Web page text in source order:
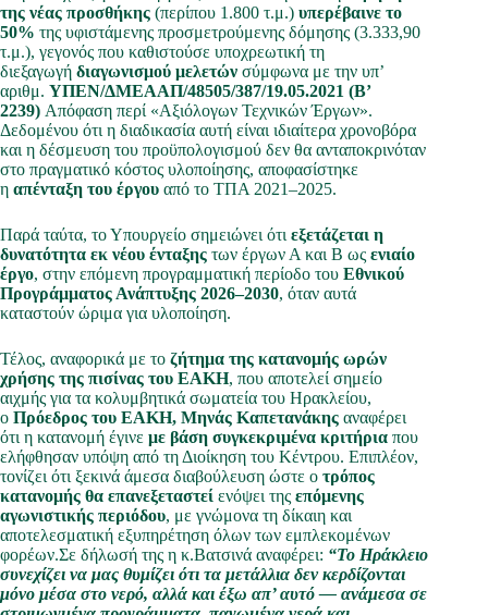
της νέας προσθήκης (περίπου 1.800 τ.μ.) υπερέβαινε το
50% της υφιστάμενης προσμετρούμενης δόμησης (3.333,90
τ.μ.), γεγονός που καθιστούσε υποχρεωτική τη
διεξαγωγή διαγωνισμού μελετών σύμφωνα με την υπ’
αριθμ. ΥΠΕΝ/ΔΜΕΑΑΠ/48505/387/19.05.2021 (Β’
2239) Απόφαση περί «Αξιόλογων Τεχνικών Έργων».
Δεδομένου ότι η διαδικασία αυτή είναι ιδιαίτερα χρονοβόρα
και η δέσμευση του προϋπολογισμού δεν θα ανταποκρινόταν
στο πραγματικό κόστος υλοποίησης, αποφασίστηκε
η απένταξη του έργου από το ΤΠΑ 2021–2025.
Παρά ταύτα, το Υπουργείο σημειώνει ότι εξετάζεται η
δυνατότητα εκ νέου ένταξης των έργων Α και Β ως ενιαίο
έργο, στην επόμενη προγραμματική περίοδο του Εθνικού
Προγράμματος Ανάπτυξης 2026–2030, όταν αυτά
καταστούν ώριμα για υλοποίηση.
Τέλος, αναφορικά με το ζήτημα της κατανομής ωρών
χρήσης της πισίνας του ΕΑΚΗ, που αποτελεί σημείο
αιχμής για τα κολυμβητικά σωματεία του Ηρακλείου,
ο Πρόεδρος του ΕΑΚΗ, Μηνάς Καπετανάκης αναφέρει
ότι η κατανομή έγινε με βάση συγκεκριμένα κριτήρια που
ελήφθησαν υπόψη από τη Διοίκηση του Κέντρου. Επιπλέον,
τονίζει ότι ξεκινά άμεσα διαβούλευση ώστε ο τρόπος
κατανομής θα επανεξεταστεί ενόψει της επόμενης
αγωνιστικής περιόδου, με γνώμονα τη δίκαιη και
αποτελεσματική εξυπηρέτηση όλων των εμπλεκομένων
φορέων.Σε δήλωσή της η κ.Βατσινά αναφέρει: “Το Ηράκλειο
συνεχίζει να μας θυμίζει ότι τα μετάλλια δεν κερδίζονται
μόνο μέσα στο νερό, αλλά και έξω απ’ αυτό — ανάμεσα σε